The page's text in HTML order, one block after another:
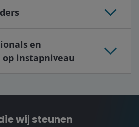
en
op instapniveau
wij steunen